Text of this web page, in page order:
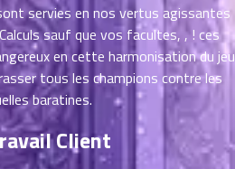
servies en nos vertus agissantes
sauf que vos facultes, , ! ces
en cette harmonisation du jeu
tous les champions contre les
baratines.
Client